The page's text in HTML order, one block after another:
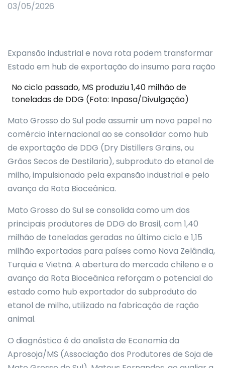
03/05/2026
Expansão industrial e nova rota podem transformar
Estado em hub de exportação do insumo para ração
No ciclo passado, MS produziu 1,40 milhão de
toneladas de DDG (Foto: Inpasa/Divulgação)
Mato Grosso do Sul pode assumir um novo papel no
comércio internacional ao se consolidar como hub
de exportação de DDG (Dry Distillers Grains, ou
Grãos Secos de Destilaria), subproduto do etanol de
milho, impulsionado pela expansão industrial e pelo
avanço da Rota Bioceânica.
Mato Grosso do Sul se consolida como um dos
principais produtores de DDG do Brasil, com 1,40
milhão de toneladas geradas no último ciclo e 1,15
milhão exportadas para países como Nova Zelândia,
Turquia e Vietnã. A abertura do mercado chileno e o
avanço da Rota Bioceânica reforçam o potencial do
estado como hub exportador do subproduto do
etanol de milho, utilizado na fabricação de ração
animal.
O diagnóstico é do analista de Economia da
Aprosoja/MS (Associação dos Produtores de Soja de